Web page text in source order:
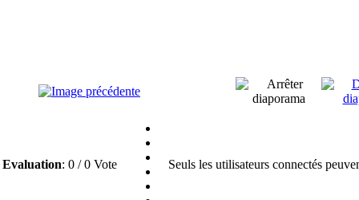
Evaluation: 0 / 0 Vote Seuls les utilisateurs connectés